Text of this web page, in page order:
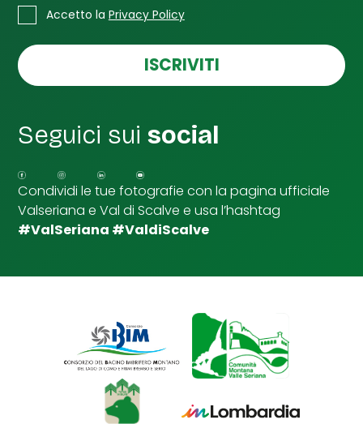
m
L
C
a
e
l
i
u
n
t
a
* Accetto la Privacy Policy
ISCRIVITI
Seguici suisocial
Condividi le tue fotografie con la pagina ufficiale
Valseriana e Val di Scalve e usa l’hashtag
#ValSeriana #ValdiScalve